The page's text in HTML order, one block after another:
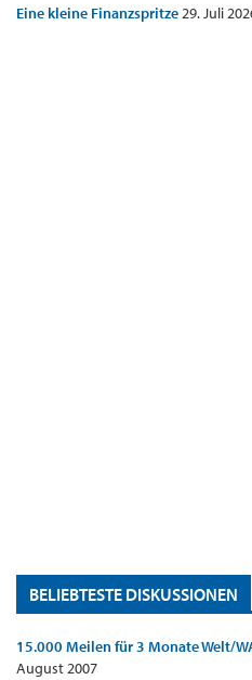
Eine kleine Finanzspritze29. Juli
BELIEBTESTE DISKUSSIONEN
15.000 Meilen für 3 Monate Welt/
August 2007